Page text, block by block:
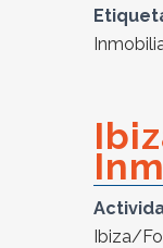
Ibiza/